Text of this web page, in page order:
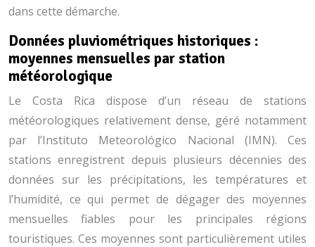
dans cette démarche.
Données pluviométriques historiques :
moyennes mensuelles par station
météorologique
Le Costa Rica dispose d’un réseau de stations
météorologiques relativement dense, géré notamment
par l’Instituto Meteorológico Nacional (IMN). Ces
stations enregistrent depuis plusieurs décennies des
données sur les précipitations, les températures et
l’humidité, ce qui permet de dégager des moyennes
mensuelles fiables pour les principales régions
touristiques. Ces moyennes sont particulièrement utiles